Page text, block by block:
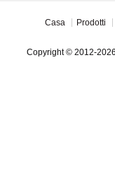
Casa Prodotti
Copyright © 2012-